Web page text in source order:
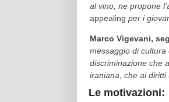
al vino, ne propone
appealing per i
Marco Vigevani,
messaggio di
discriminazione che
iraniana, che ai diritti
Le motivazioni: